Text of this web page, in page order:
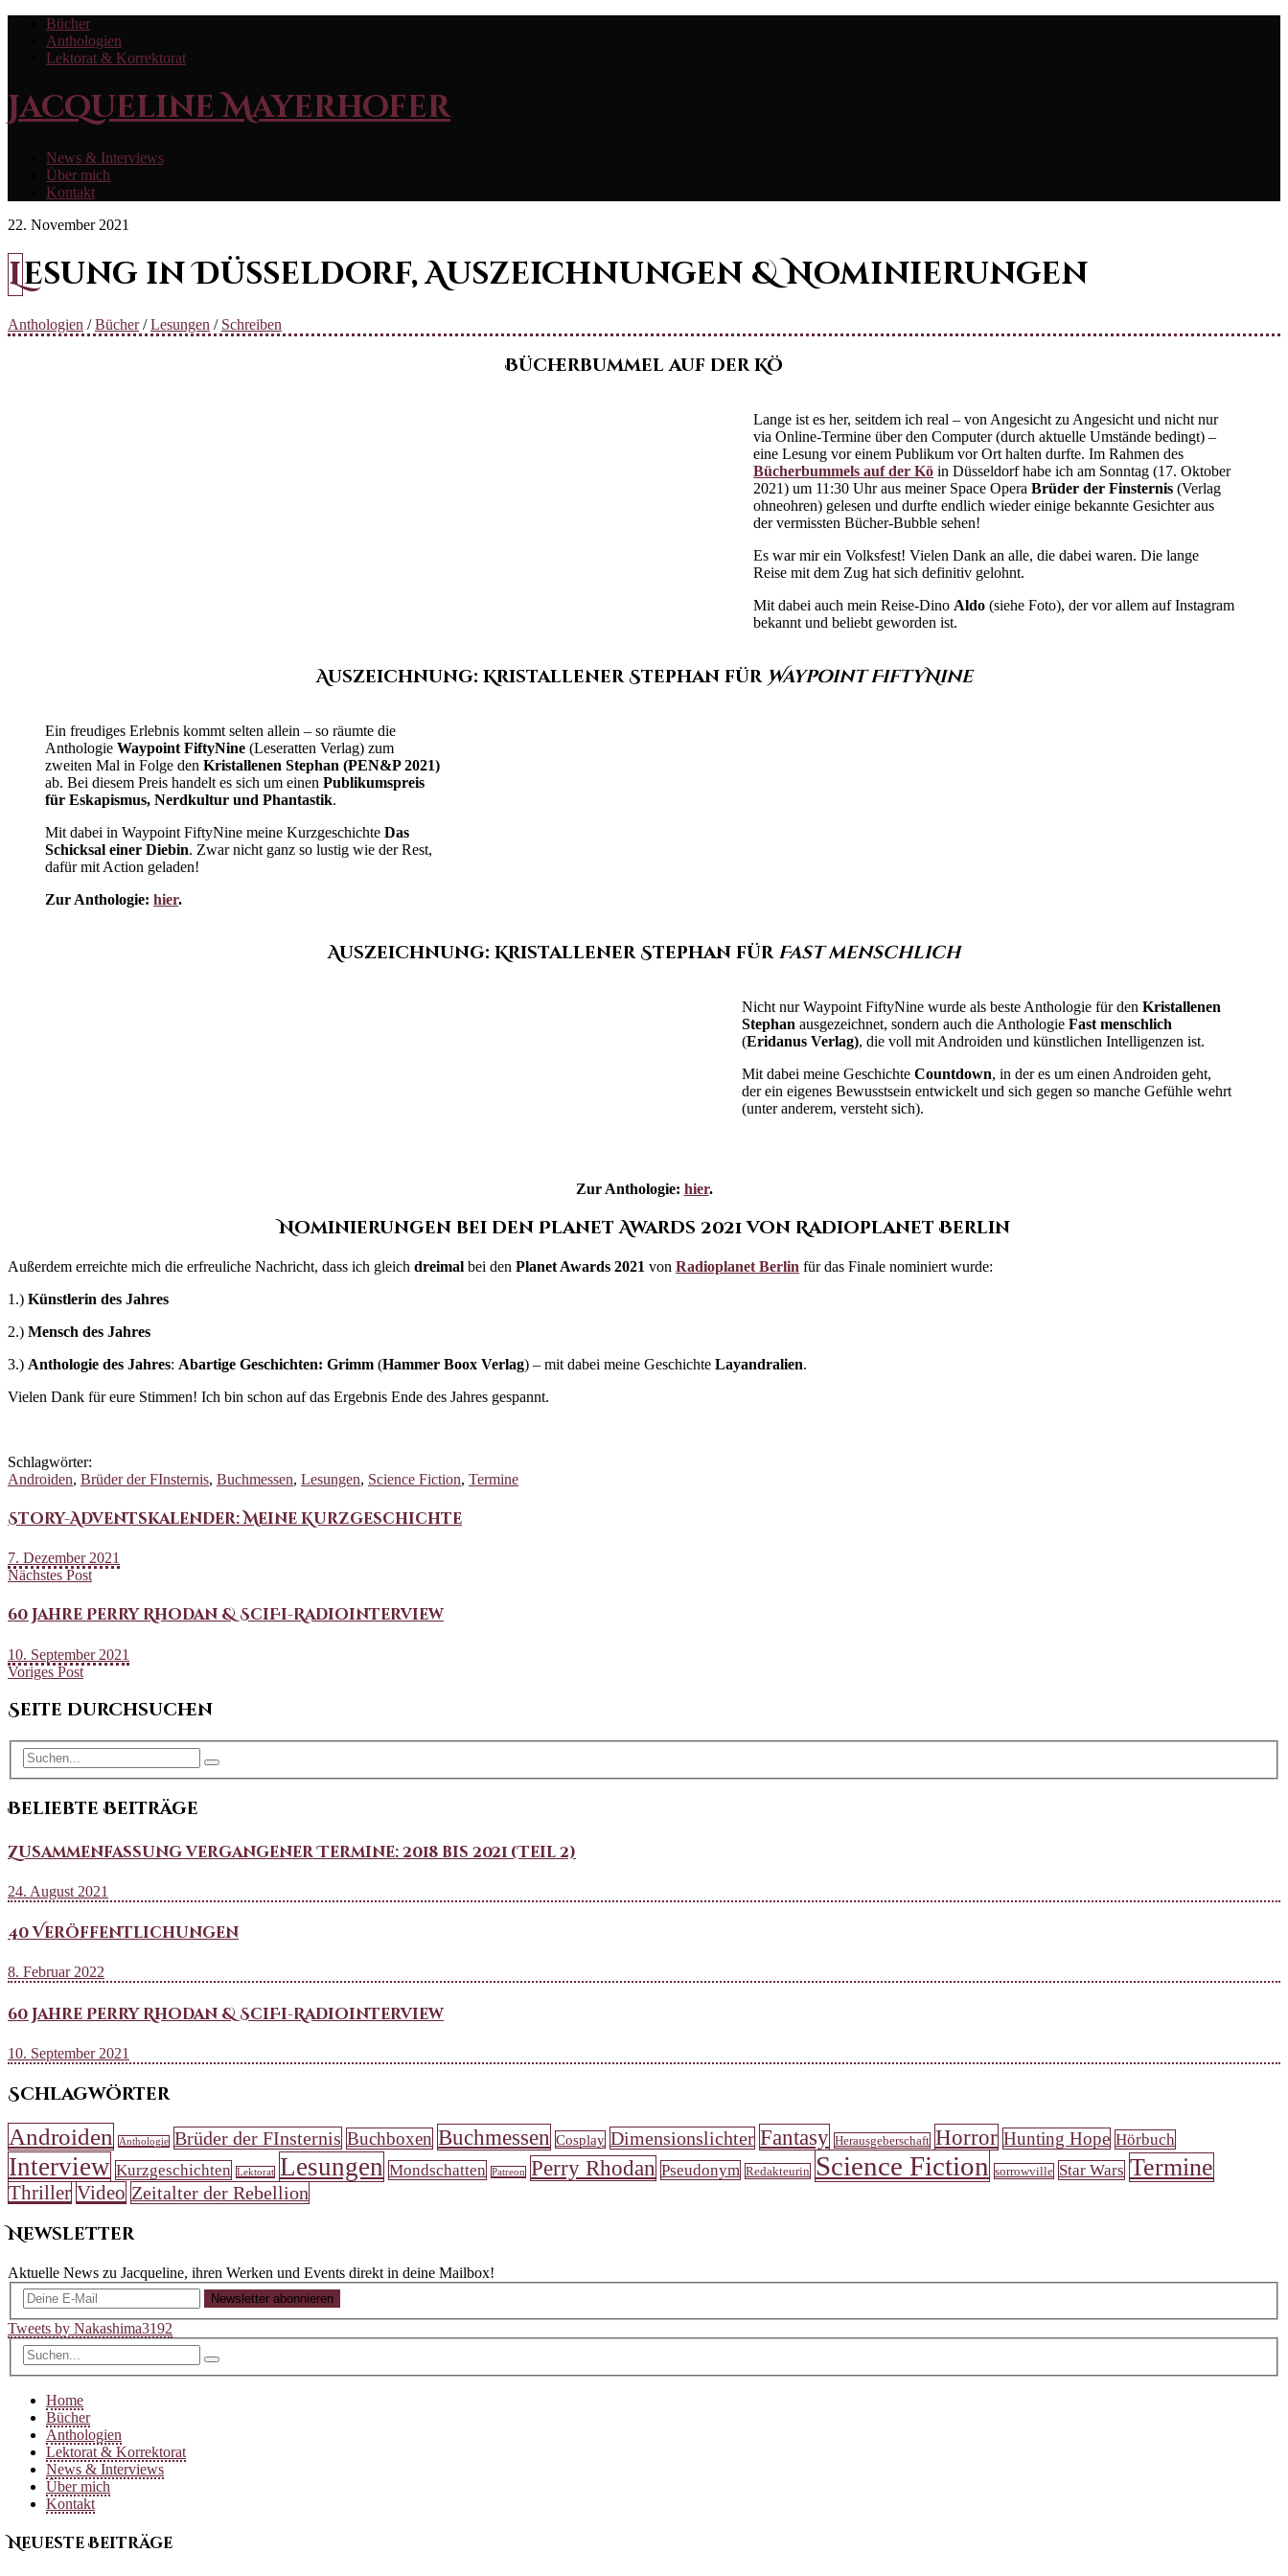
Bücher
Anthologien
Lektorat & Korrektorat
Jacqueline Mayerhofer
News & Interviews
Über mich
Kontakt
22. November 2021
Lesung in Düsseldorf, Auszeichnungen & Nominierungen
Anthologien /Bücher/Lesungen / Schreiben
Bücherbummel auf der Kö
Lange ist es her, seitdem ich real – von Angesicht zu Angesicht und nicht nur
via Online-Termine über den Computer (durch aktuelle Umstände bedingt) –
eine Lesung vor einem Publikum vor Ort halten durfte. Im Rahmen des
Bücherbummels auf der Kö in Düsseldorf habe ich am Sonntag (17. Oktober
2021) um 11:30 Uhr aus meiner Space OperaBrüder der Finsternis (Verlag
ohneohren) gelesen und durfte endlich wieder einige bekannte Gesichter aus
der vermissten Bücher-Bubble sehen!
Es war mir ein Volksfest! Vielen Dank an alle, die dabei waren. Die lange
Reise mit dem Zug hat sich definitiv gelohnt.
Mit dabei auch mein Reise-Dino Aldo (siehe Foto), der vor allem auf Instagram
bekannt und beliebt geworden ist.
Auszeichnung: Kristallener Stephan für Waypoint FiftyNine
Ein freudiges Erlebnis kommt selten allein – so räumte die
AnthologieWaypoint FiftyNine (Leseratten Verlag) zum
zweiten Mal in Folge denKristallenen Stephan (PEN&P 2021)
ab. Bei diesem Preis handelt es sich um einenPublikumspreis
für Eskapismus, Nerdkultur und Phantastik.
Mit dabei in Waypoint FiftyNine meine KurzgeschichteDas
Schicksal einer Diebin. Zwar nicht ganz so lustig wie der Rest,
dafür mit Action geladen!
Zur Anthologie:hier.
Auszeichnung: Kristallener Stephan für Fast menschlich
Nicht nur Waypoint FiftyNine wurde als beste Anthologie für den Kristallenen
Stephan ausgezeichnet, sondern auch die Anthologie Fast menschlich
(Eridanus Verlag), die voll mit Androiden und künstlichen Intelligenzen ist.
Mit dabei meine Geschichte Countdown, in der es um einen Androiden geht,
der ein eigenes Bewusstsein entwickelt und sich gegen so manche Gefühle wehrt
(unter anderem, versteht sich).
Zur Anthologie: hier.
Nominierungen bei den Planet Awards 2021 von Radioplanet Berlin
Außerdem erreichte mich die erfreuliche Nachricht, dass ich gleich dreimal bei den Planet Awards 2021 von Radioplanet Berlin für das Finale nominiert wurde:
1.) Künstlerin des Jahres
2.) Mensch des Jahres
3.) Anthologie des Jahres: Abartige Geschichten: Grimm (Hammer Boox Verlag) – mit dabei meine Geschichte Layandralien.
Vielen Dank für eure Stimmen! Ich bin schon auf das Ergebnis Ende des Jahres gespannt.
Schlagwörter:
Androiden, Brüder der FInsternis, Buchmessen, Lesungen, Science Fiction, Termine
Story-Adventskalender: Meine Kurzgeschichte
7. Dezember 2021
Nächstes Post
60 Jahre Perry Rhodan & SciFi-Radiointerview
10. September 2021
Voriges Post
Seite durchsuchen
Beliebte Beiträge
Zusammenfassung vergangener Termine: 2018 bis 2021 (Teil 2)
24. August 2021
40 Veröffentlichungen
8. Februar 2022
60 Jahre Perry Rhodan & SciFi-Radiointerview
10. September 2021
Schlagwörter
Androiden Anthologie Brüder der FInsternis Buchboxen Buchmessen Cosplay Dimensionslichter Fantasy Herausgeberschaft Horror Hunting Hope Hörbuch
Interview Kurzgeschichten Lektorat Lesungen Mondschatten Patreon Perry Rhodan Pseudonym Redakteurin Science Fiction sorrowville Star Wars Termine
Thriller Video Zeitalter der Rebellion
Newsletter
Aktuelle News zu Jacqueline, ihren Werken und Events direkt in deine Mailbox!
Newsletter abonnieren
Tweets by Nakashima3192
Home
Bücher
Anthologien
Lektorat & Korrektorat
News & Interviews
Über mich
Kontakt
Neueste Beiträge